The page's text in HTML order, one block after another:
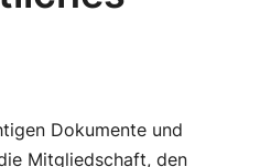
Dokumente und
Mitgliedschaft, den